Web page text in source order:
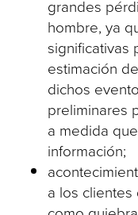
grandes
hombre, ya
significativas
estimación
dichos
preliminares
a medida
información;
a los clientes